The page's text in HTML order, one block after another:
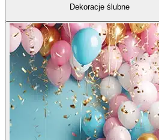
Dekoracje ślubne